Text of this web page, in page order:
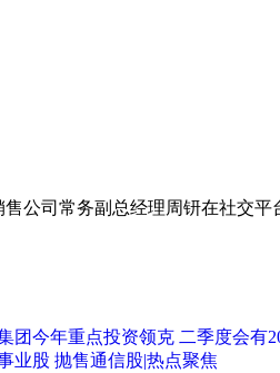
售公司常务副总经理周钘在社交
团今年重点投资领克 二季度会有
业股 抛售通信股|热点聚焦